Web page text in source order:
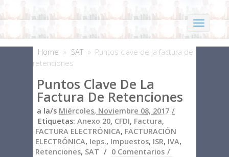
Home » SAT » Puntos clave de la factura de
retenciones
Puntos Clave De La
Factura De Retenciones
a la/s Miércoles, Noviembre 08, 2017
Etiquetas: Anexo 20, CFDI, Factura,
FACTURA ELECTRÓNICA, FACTURACIÓN
ELECTRÓNICA, Ieps., Impuestos, ISR, IVA,
Retenciones, SAT 0 Comentarios